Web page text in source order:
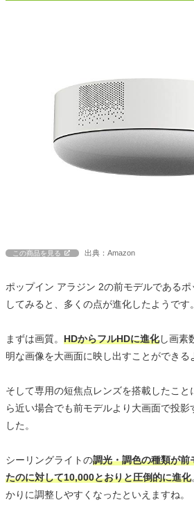
この商品を見る 出典：Amazon
ポップイン アラジン 2の前モデルである
してみると、多くの点が進化したようです。
まずは画質。 HDからフルHDに進化し画素
明な画像を大画面に映し出すことができる
そして専用の短焦点レンズを搭載したこ
ら近い場合でも前モデルより大画面で投影
した。
シーリングライトの調光・調色の種類が前
たのに対して10,000とおりと圧倒的に進化
かりに調整しやすくなったといえますね。